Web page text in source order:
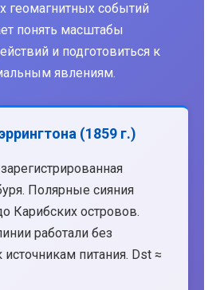
геомагнитных событий
понять масштабы
и подготовиться к
явлениям.
(1859 г.)
Полярные сияния
Карибских островов.
работали без
питания. Dst ≈